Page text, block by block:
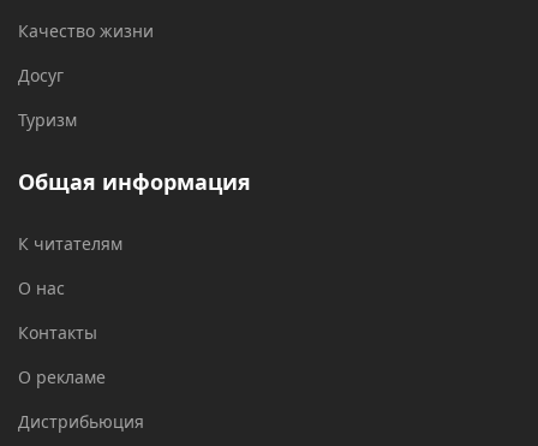
Качество жизни
Досуг
Туризм
Общая информация
К читателям
О нас
Контакты
О рекламе
Дистрибьюция